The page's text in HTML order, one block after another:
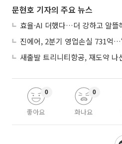
문현호 기자의 주요 뉴스
좋아요
0
화나요
0